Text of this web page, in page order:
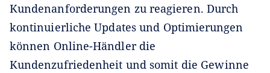
Kundenanforderungen zu reagieren. Durch
kontinuierliche Updates und Optimierungen
können Online-Händler die
Kundenzufriedenheit und somit die Gewinne